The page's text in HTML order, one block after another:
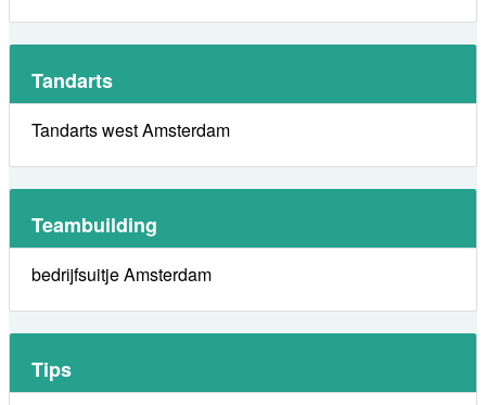
Tandarts
Tandarts west Amsterdam
Teambuilding
bedrijfsuitje Amsterdam
Tips